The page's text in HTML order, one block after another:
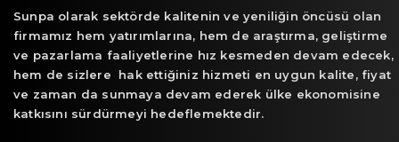
Sunpa olarak sektörde kalitenin ve yeniliğin öncüsü olan
firmamız hem yatırımlarına, hem de araştırma, geliştirme
ve pazarlama faaliyetlerine hız kesmeden devam edecek,
hem de sizlere hak ettiğiniz hizmeti en uygun kalite, fiyat
ve zaman da sunmaya devam ederek ülke ekonomisine
katkısını sürdürmeyi hedeflemektedir.